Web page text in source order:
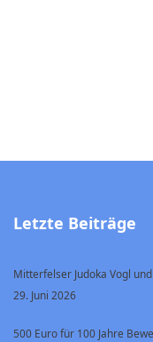
Letzte Beiträge
Mitterfelser Judoka Vogl
29. Juni 2026
500 Euro für 100 Jahre